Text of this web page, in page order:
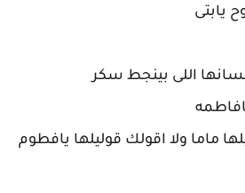
يابتى
اللى بينجط سكر
ماما ولا اقولك قوليلها يافطوم